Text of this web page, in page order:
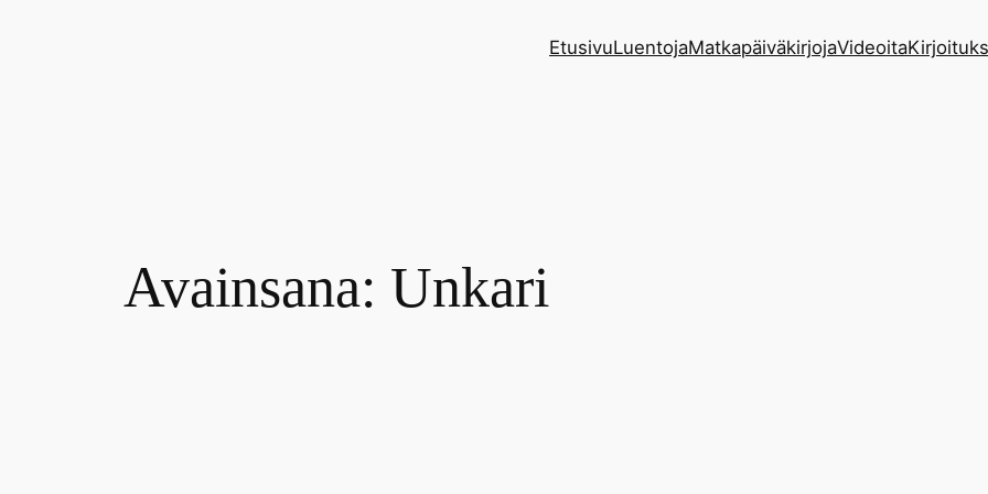
EtusivuLuentojaMatkapäiväkirjojaVideoita
Avainsana: Unkari